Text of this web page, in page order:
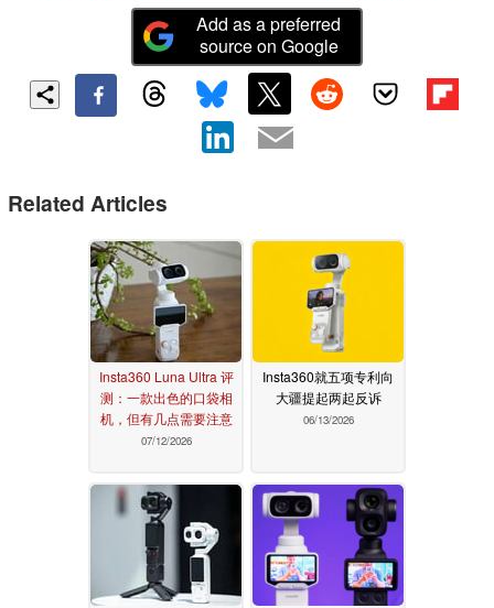
Add as a preferred
source on Google
Related Articles
Insta360 Luna Ultra 评
测：一款出色的口袋相
机，但有几点需要注意
07/12/2026
Insta360就五项专利向
大疆提起两起反诉
06/13/2026